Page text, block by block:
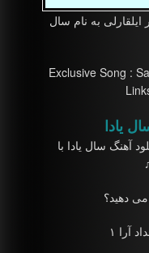
ایلقارلی به نام سال
Exclusive Song :
یادا
آهنگ سال یادا با
دهید؟